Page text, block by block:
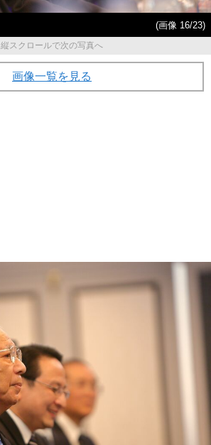
(画像 16/23)
縦スクロールで次の写真へ
画像一覧を見る